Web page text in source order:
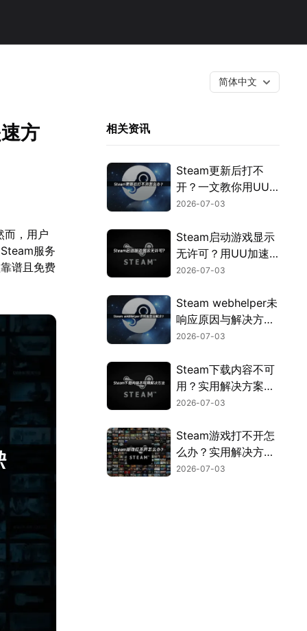
简体中文
方
而，用户
服务
谱且免费
相关资讯
Steam更新后打不
开？一文教你用UU
加速器快速解决！
2026-07-03
Steam启动游戏显示
无许可？用UU加速
器免费优化授权验
2026-07-03
Steam webhelper未
响应原因与解决方法
全解析！
2026-07-03
Steam下载内容不可
用？实用解决方案来
了！
2026-07-03
Steam游戏打不开怎
么办？实用解决方法
全汇总！
2026-07-03